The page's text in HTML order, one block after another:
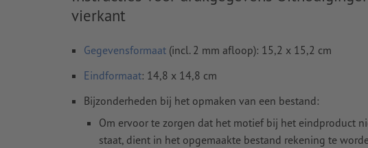
vierkant
Gegevensformaat (incl. 2 mm afloop): 15,2 x 15,2 cm
Eindformaat: 14,8 x 14,8 cm
Bijzonderheden bij het opmaken van een bestand:
Om ervoor te zorgen dat het motief bij het eindproduct
staat, dient in het opgemaakte bestand rekening te